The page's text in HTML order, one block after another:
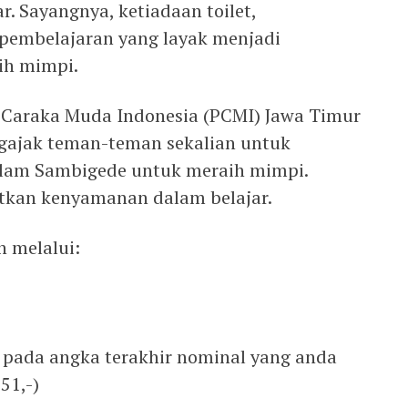
Sayangnya, ketiadaan toilet,
yang layak menjadi
mimpi.
Muda Indonesia (PCMI) Jawa Timur
teman-teman sekalian untuk
Sambigede untuk meraih mimpi.
kenyamanan dalam belajar.
melalui:
angka terakhir nominal yang anda
)